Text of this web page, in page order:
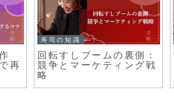
？日
を考
その他
メキシコ×寿司の意外な
関係！海外で進化した